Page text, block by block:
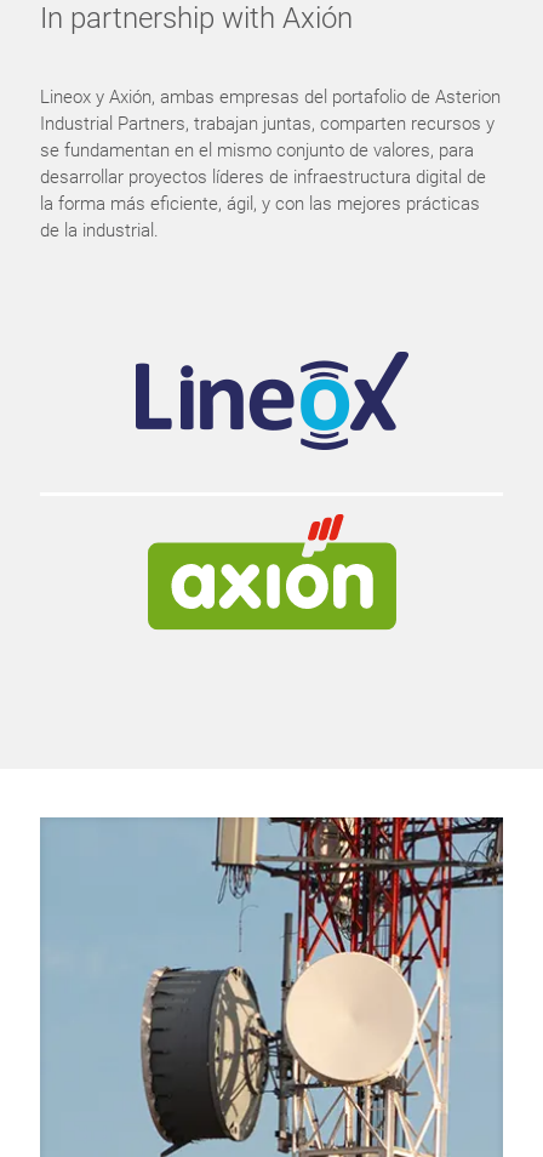
In partnership with Axión
Lineox y Axión, ambas empresas del portafolio de Asterion
Industrial Partners, trabajan juntas, comparten recursos y
se fundamentan en el mismo conjunto de valores, para
desarrollar proyectos líderes de infraestructura digital de
la forma más eficiente, ágil, y con las mejores prácticas
de la industrial.